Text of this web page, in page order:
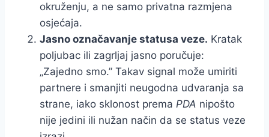
okruženju, a ne samo privatna razmjena
osjećaja.
Jasno označavanje statusa veze. Kratak
poljubac ili zagrljaj jasno poručuje:
„Zajedno smo.” Takav signal može umiriti
partnere i smanjiti neugodna udvaranja sa
strane, iako sklonost prema PDA nipošto
nije jedini ili nužan način da se status veze